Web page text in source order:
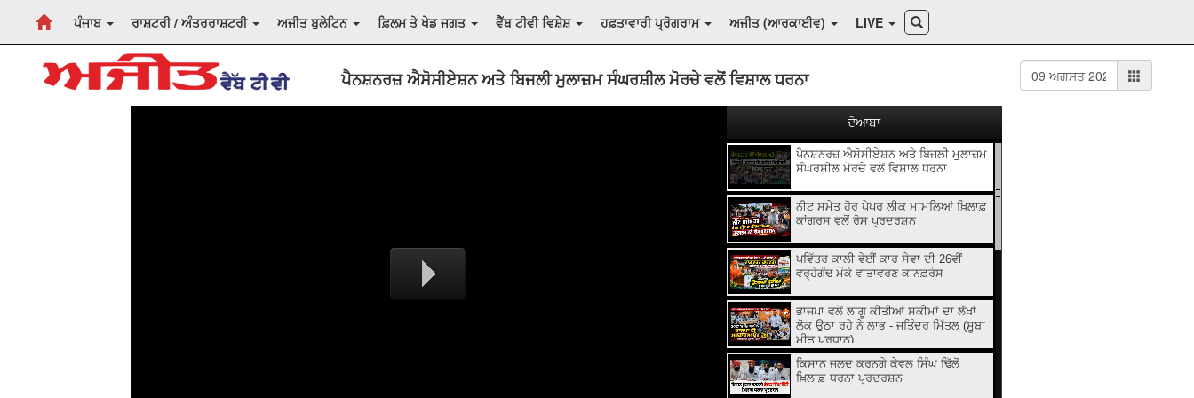
ਪੰਜਾਬ ਰਾਸ਼ਟਰੀ / ਅੰਤਰਰਾਸ਼ਟਰੀ ਅਜੀਤ ਬੁਲੇਟਿਨ ਫ਼ਿਲਮ ਤੇ ਖੇਡ ਜਗਤ ਵੈੱਬ ਟੀਵੀ ਵਿਸ਼ੇਸ਼ ਹਫ਼ਤਾਵਾਰੀ ਪ੍ਰੋਗਰਾਮ ਅਜੀਤ (ਆਰਕਾਈਵ) LIVE
ਪੈਨਸ਼ਨਰਜ਼ ਐਸੋਸੀਏਸ਼ਨ ਅਤੇ ਬਿਜਲੀ ਮੁਲਾਜ਼ਮ ਸੰਘਰਸ਼ੀਲ ਮੋਰਚੇ ਵਲੋਂ ਵਿਸ਼ਾਲ ਧਰਨਾ
ਪੈਨਸ਼ਨਰਜ਼ ਐਸੋਸੀਏਸ਼ਨ ਅਤੇ ਬਿਜਲੀ ਮੁਲਾਜ਼ਮ
ਸੰਘਰਸ਼ੀਲ ਮੋਰਚੇ ਵਲੋਂ ਵਿਸ਼ਾਲ ਧਰਨਾ
ਨੀਟ ਸਮੇਤ ਹੋਰ ਪੇਪਰ ਲੀਕ ਮਾਮਲਿਆਂ ਖ਼ਿਲਾਫ਼
ਕਾਂਗਰਸ ਵਲੋਂ ਰੋਸ ਪ੍ਰਦਰਸ਼ਨ
ਪਵਿੱਤਰ ਕਾਲੀ ਵੇਈਂ ਕਾਰ ਸੇਵਾ ਦੀ 26ਵੀਂ
ਵਰ੍ਹੇਗੰਢ ਮੌਕੇ ਵਾਤਾਵਰਣ ਕਾਨਫ਼ਰੰਸ
ਭਾਜਪਾ ਵਲੋਂ ਲਾਗੂ ਕੀਤੀਆਂ ਸਕੀਮਾਂ ਦਾ ਲੱਖਾਂ
ਲੋਕ ਉਠਾ ਰਹੇ ਨੇ ਲਾਭ - ਜਤਿੰਦਰ ਮਿੱਤਲ (ਸੂਬਾ
ਮੀਤ ਪ੍ਰਧਾਨ)
ਕਿਸਾਨ ਜਲਦ ਕਰਨਗੇ ਕੇਵਲ ਸਿੰਘ ਢਿੱਲੋਂ
ਖ਼ਿਲਾਫ਼ ਧਰਨਾ ਪ੍ਰਦਰਸ਼ਨ
ਦੋਆਬਾ